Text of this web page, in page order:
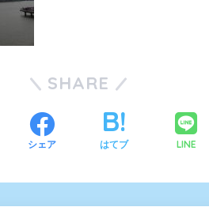
SHARE
シェア はてブ LINE